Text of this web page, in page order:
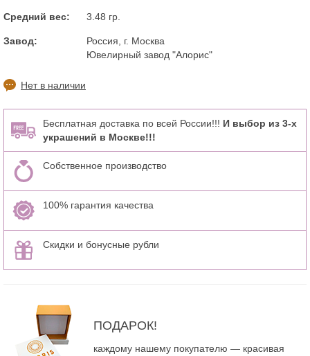
Средний вес: 3.48 гр.
Завод:
Россия, г. Москва
Ювелирный завод "Алорис"
Нет в наличии
Бесплатная доставка по всей России!!! И выбор из 3-х
украшений в Москве!!!
Собственное производство
100% гарантия качества
Скидки и бонусные рубли
ПОДАРОК!
каждому нашему покупателю — красивая